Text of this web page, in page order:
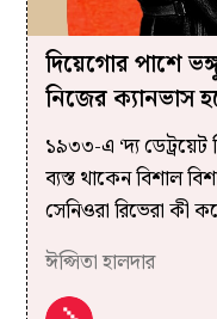
দিয়েগোর পাশে
নিজের ক্যানভাস
১৯৩৩-এ ‘দ্য ডেট্রয়েট
ব্যস্ত থাকেন বিশাল
সেনিওরা রিভেরা কী
ঈপ্সিতা হালদার